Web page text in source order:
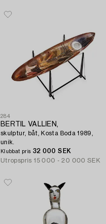
284
BERTIL VALLIEN,
skulptur, båt, Kosta Boda 1989,
unik.
Klubbat pris 32 000 SEK
Utropspris 15 000 - 20 000 SEK